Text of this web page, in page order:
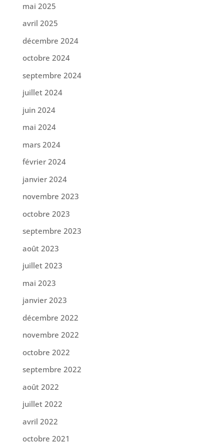
mai 2025
avril 2025
décembre 2024
octobre 2024
septembre 2024
juillet 2024
juin 2024
mai 2024
mars 2024
février 2024
janvier 2024
novembre 2023
octobre 2023
septembre 2023
août 2023
juillet 2023
mai 2023
janvier 2023
décembre 2022
novembre 2022
octobre 2022
septembre 2022
août 2022
juillet 2022
avril 2022
octobre 2021